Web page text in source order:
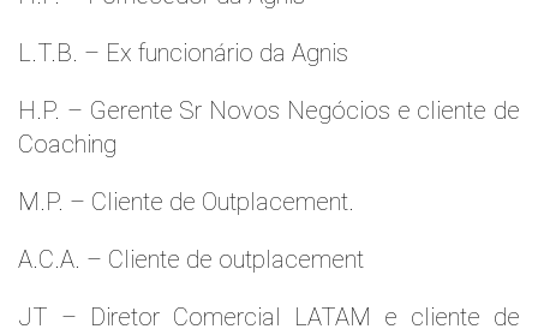
L.T.B. – Ex funcionário da Agnis
H.P. – Gerente Sr Novos Negócios e cliente de
Coaching
M.P. – Cliente de Outplacement.
A.C.A. – Cliente de outplacement
JT – Diretor Comercial LATAM e cliente de